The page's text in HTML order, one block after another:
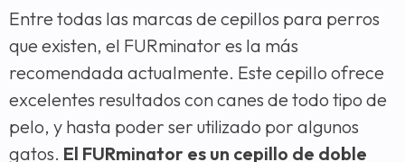
Entre todas las marcas de cepillos para perros
que existen, el FURminator es la más
recomendada actualmente. Este cepillo ofrece
excelentes resultados con canes de todo tipo de
pelo, y hasta poder ser utilizado por algunos
gatos. El FURminator es un cepillo de doble